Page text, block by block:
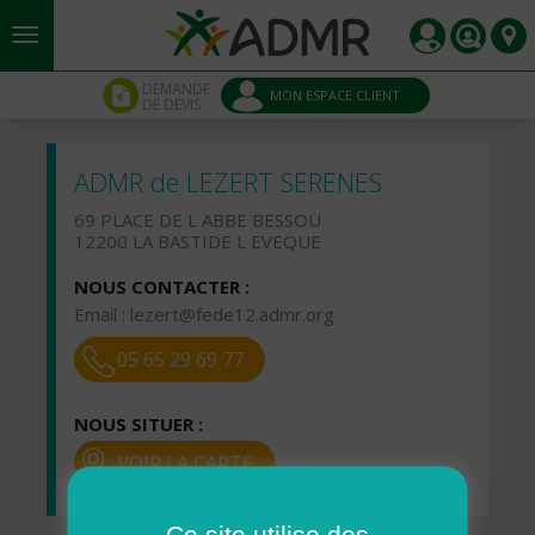
Aller au contenu principal
DEMANDE
DE DEVIS MON ESPACE CLIENT
ADMR de LEZERT SERENES
69 PLACE DE L ABBE BESSOU
12200 LA BASTIDE L EVEQUE
NOUS CONTACTER :
Email : lezert@fede12.admr.org
05 65 29 69 77
NOUS SITUER :
VOIR LA CARTE
Panneau de gestion des cookies